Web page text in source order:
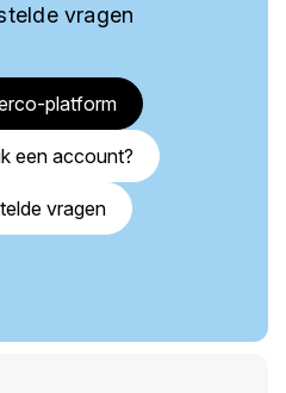
vragen
platform
een account?
vragen